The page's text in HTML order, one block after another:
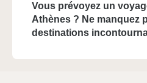
Vous prévoyez un
Athènes ? Ne manquez
destinations
+30 698 512 4492